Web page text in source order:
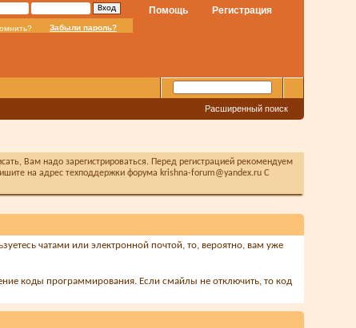
Регистрация
Помощь
Забыли пароль?
Расширенный поиск
Вам надо зарегистрироваться. Перед регистрацией рекомендуем
на адрес техподдержки форума krishna-forum@yandex.ru С
чатами или электронной почтой, то, вероятно, вам уже
коды программирования. Если смайлы не отключить, то код